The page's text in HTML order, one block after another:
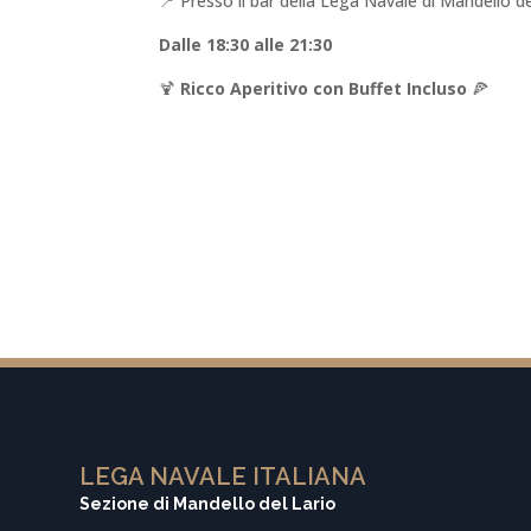
Dalle 18:30 alle 21:30
🍹 Ricco Aperitivo con Buffet Incluso 🍕
LEGA NAVALE ITALIANA
Sezione di Mandello del Lario